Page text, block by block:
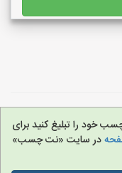
خود را تبلیغ کنید برای
در سایت «نت چسب»